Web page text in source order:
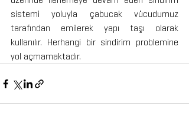
sistemi yoluyla çabucak vücudumuz
tarafından emilerek yapı taşı olarak
kullanılır. Herhangi bir sindirim problemine
yol açmamaktadır.